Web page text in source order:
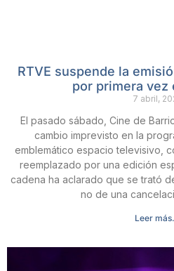
RTVE suspende la
por primera vez
7 abril,
El pasado sábado, Cine de
cambio imprevisto en la
emblemático espacio televisivo,
reemplazado por una edición
cadena ha aclarado que se trató
no de una
Leer